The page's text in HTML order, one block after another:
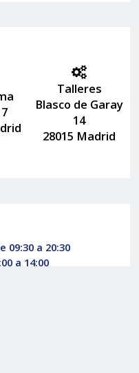
Talleres
Blasco de Garay
14
28015 Madrid
09:30 a 20:30
a 14:00